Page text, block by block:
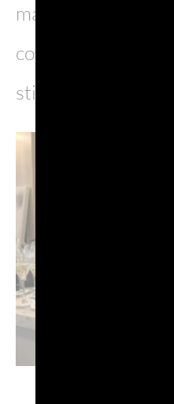
materiali dedicati e
competizione
stimolerà